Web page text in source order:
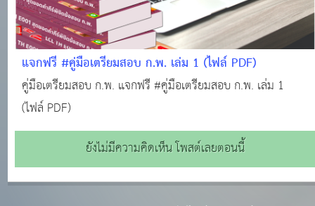
แจกฟรี #คู่มือเตรียมสอบ ก.พ. เล่ม 1 (ไฟล์ PDF)
คู่มือเตรียมสอบ ก.พ. แจกฟรี #คู่มือเตรียมสอบ ก.พ. เล่ม 1
(ไฟล์ PDF)
ยังไม่มีความคิดเห็น โพสต์เลยตอนนี้